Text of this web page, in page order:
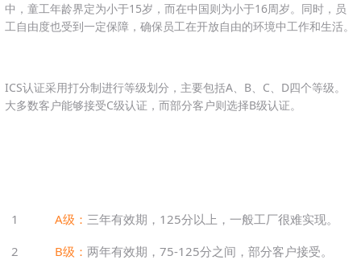
中，童工年龄界定为小于15岁，而在中国则为小于16周岁。同时，员
工自由度也受到一定保障，确保员工在开放自由的环境中工作和生活。
ICS认证采用打分制进行等级划分，主要包括A、B、C、D四个等级。
大多数客户能够接受C级认证，而部分客户则选择B级认证。
1 A级： 三年有效期，125分以上，一般工厂很难实现。
2
B级： 两年有效期，75-125分之间，部分客户接受。